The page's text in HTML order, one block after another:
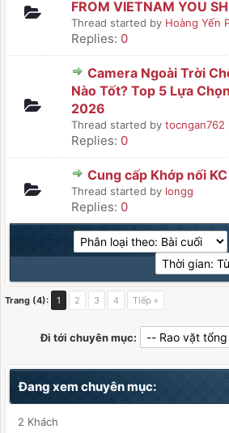
FROM VIETNAM YOU
Thread started by Hoàng Yến
Replies: 0
Camera Ngoài Trời
Nào Tốt? Top 5 Lựa
2026
Thread started by tocngan762
Replies: 0
Cung cấp Khớp nối KC
Thread started by longg
Replies: 0
Trang (4): 1 2 3 4 Tiếp »
Đi tới chuyên mục:
Đang xem chuyên mục:
2 Khách